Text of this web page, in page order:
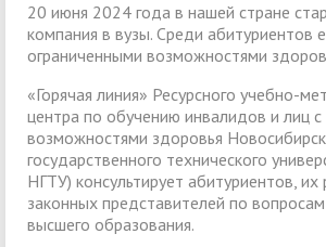
20 июня 2024 года в нашей стране
компания в вузы. Среди абитуриентов
ограниченными возможностями
«Горячая линия» Ресурсного учебно-
центра по обучению инвалидов и лиц
возможностями здоровья
государственного технического
НГТУ) консультирует абитуриентов,
законных представителей по
высшего образования.